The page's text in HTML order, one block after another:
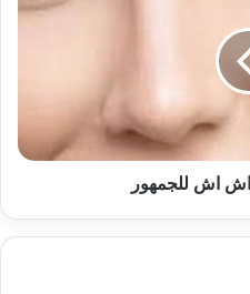
اش للجمهور